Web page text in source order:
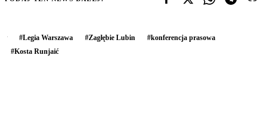
#Legia Warszawa #Zagłębie Lubin #konferencja prasowa
#Kosta Runjaić